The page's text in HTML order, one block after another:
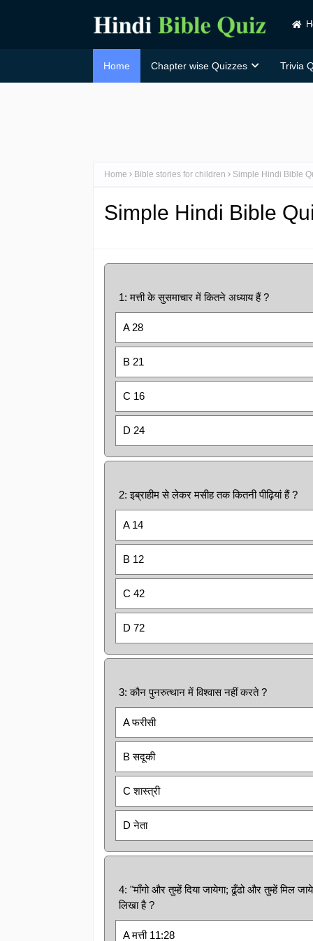
Home Chapter wise Quizzes Trivia
Home Bible stories for children Simple Hindi Bible
Simple Hindi Bible
1: मत्ती के सुसमाचार में कितने अध्याय हैं ?
A 28
B 21
C 16
D 24
2: इब्राहीम से लेकर मसीह तक कितनी पीढ़ियां हैं ?
A 14
B 12
C 42
D 72
3: कौन पुनरुत्थान में विश्वास नहीं करते ?
A फरीसी
B सदूकी
C शास्त्री
D नेता
4: "माँगो और तुम्हें दिया जायेगा; ढूँढो और तुम्हें मिल
लिखा है ?
A मत्ती 11:28